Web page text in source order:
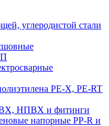
углеродистой стали
PE-X, PE-RT
НПВХ и фитинги
напорные PP-R и